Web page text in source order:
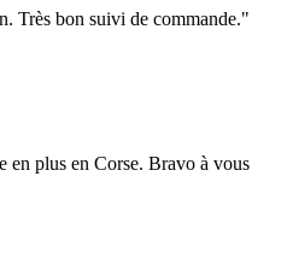
Très bon suivi de commande."
en plus en Corse. Bravo à vous